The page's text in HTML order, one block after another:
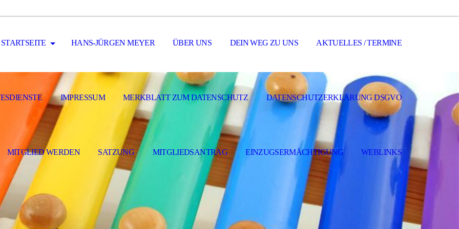
STARTSEITE HANS-JÜRGEN MEYER ÜBER UNS DEIN WEG ZU UNS AKTUELLES / TERMINE
IMPRESSUM MERKBLATT ZUM DATENSCHUTZ DATENSCHUTZERKLÄRUNG DSGVO
MITGLIED WERDEN SATZUNG MITGLIEDSANTRAG EINZUGSERMÄCHTIGUNG WEBLINKS